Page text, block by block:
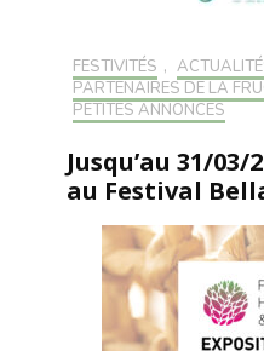
FESTIVITÉS ,
PARTENAIRES DE LA
PETITES ANNONCES
Jusqu’au 31/
au Festival